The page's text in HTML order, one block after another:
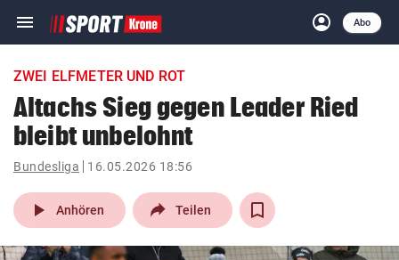
menu Navigation
ein-/ausklappen
account_circle
Anmelden
Abo
close Schließen
account_circle Anmelden
pin_drop
Wien arrow_right
bookmark
ZWEI ELFMETER UND ROT
Altachs Sieg gegen Leader Ried
bleibt unbelohnt
Bundesliga 16.05.2026 18:56
play_arrow Anhören Teilen